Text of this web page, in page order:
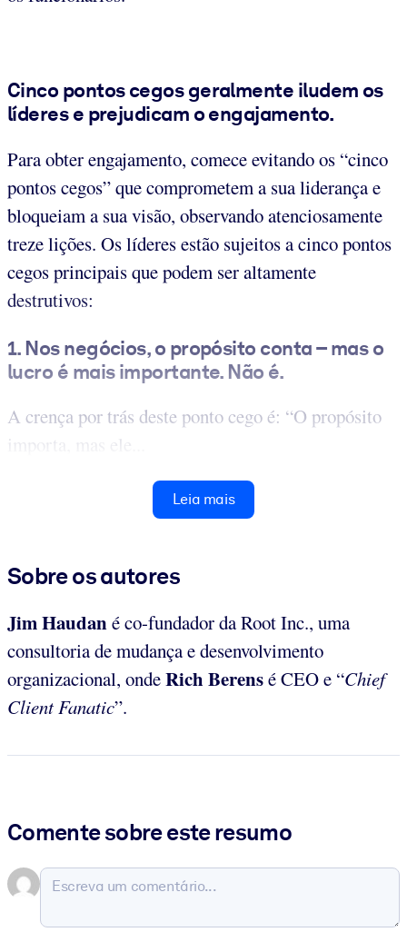
Cinco pontos cegos geralmente iludem os
líderes e prejudicam o engajamento.
Para obter engajamento, comece evitando os “cinco
pontos cegos” que comprometem a sua liderança e
bloqueiam a sua visão, observando atenciosamente
treze lições. Os líderes estão sujeitos a cinco pontos
cegos principais que podem ser altamente
destrutivos:
1. Nos negócios, o propósito conta – mas o
lucro é mais importante. Não é.
A crença por trás deste ponto cego é: “O propósito
importa, mas ele...
Leia mais
Sobre os autores
Jim Haudané co-fundador da Root Inc., uma
consultoria de mudança e desenvolvimento
organizacional, ondeRich Berensé CEO e “Chief
Client Fanatic”.
Comente sobre este resumo